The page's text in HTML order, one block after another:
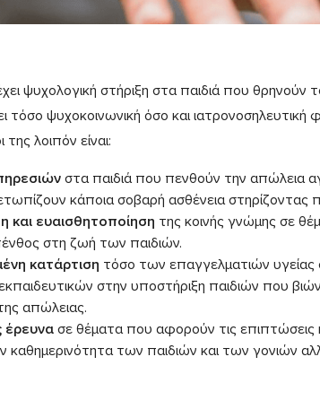
ψυχολογική στήριξη στα παιδιά που
τόσο ψυχοκοινωνική όσο και
λοιπόν είναι:
στα παιδιά που πενθούν την απώλεια
κάποια σοβαρή ασθένεια στηρίζοντας
και ευαισθητοποίηση της κοινής γνώμης σε
στη ζωή των παιδιών.
κατάρτιση τόσο των επαγγελματιών υγείας
στην υποστήριξη παιδιών που
απώλειας.
έρευνασε θέματα που αφορούν τις επιπτώσεις
καθημερινότητα των παιδιών και των γονιών